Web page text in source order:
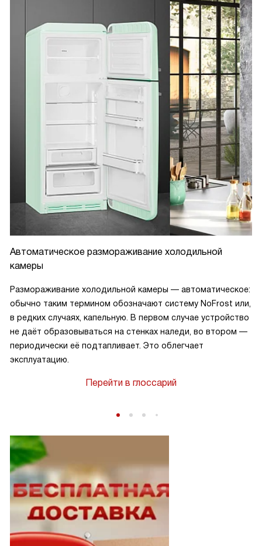
Автоматическое размораживание холодильной
камеры
Размораживание холодильной камеры — автоматическое:
обычно таким термином обозначают систему NoFrost или,
в редких случаях, капельную. В первом случае устройство
не даёт образовываться на стенках наледи, во втором —
периодически её подтапливает. Это облегчает
эксплуатацию.
Перейти в глоссарий